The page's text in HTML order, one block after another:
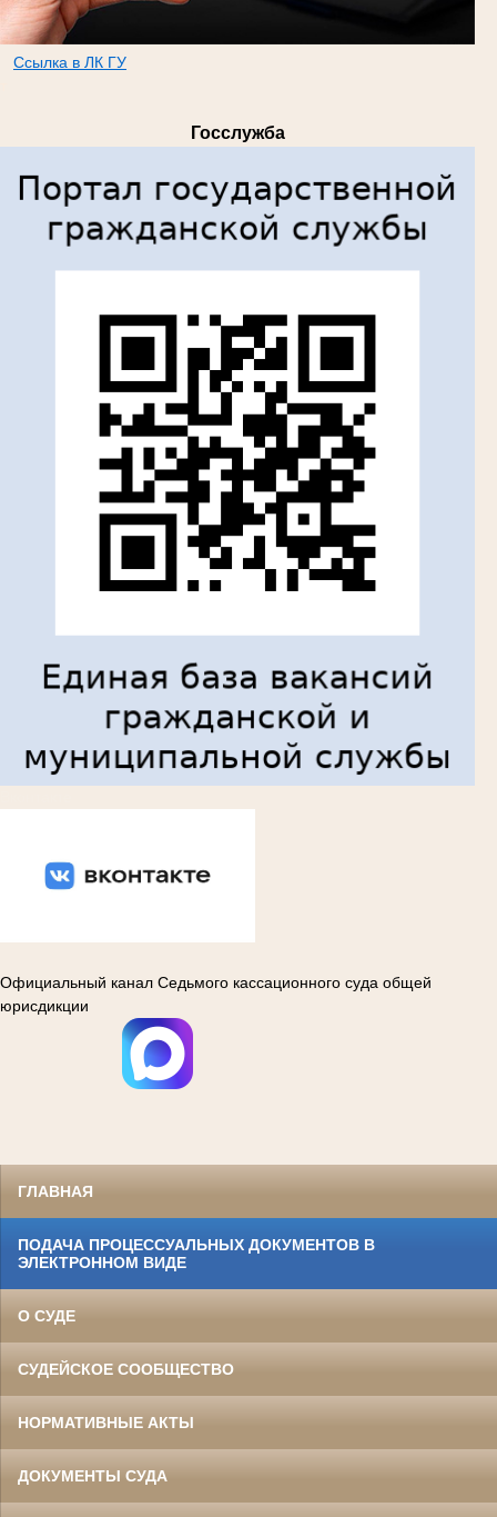
Ссылка в ЛК ГУ
Госслужба
Официальный канал Седьмого кассационного суда общей
юрисдикции
ГЛАВНАЯ
ПОДАЧА ПРОЦЕССУАЛЬНЫХ ДОКУМЕНТОВ В
ЭЛЕКТРОННОМ ВИДЕ
О СУДЕ
СУДЕЙСКОЕ СООБЩЕСТВО
НОРМАТИВНЫЕ АКТЫ
ДОКУМЕНТЫ СУДА